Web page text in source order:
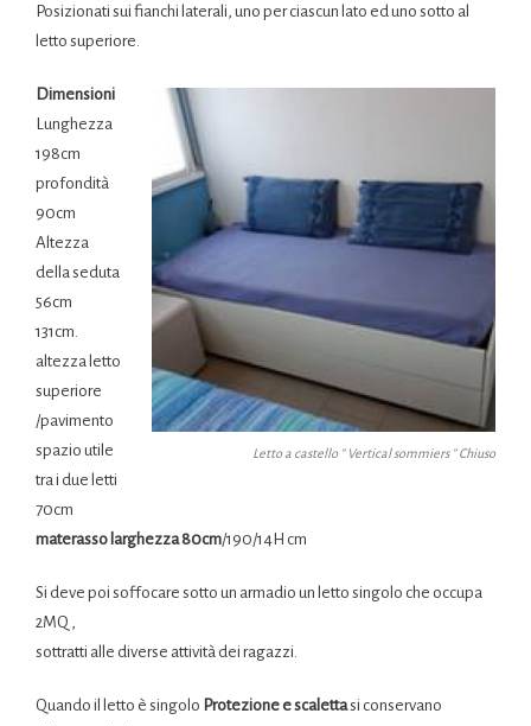
Posizionati sui fianchi laterali, uno per ciascun lato ed uno sotto al
letto superiore.
Letto a castello ” Vertical sommiers ” Chiuso
Dimensioni
Lunghezza
198cm
profondità
90cm
Altezza
della seduta
56cm
131cm.
altezza letto
superiore
/pavimento
spazio utile
tra i due letti
70cm
materasso larghezza 80cm/190/14H cm
Si deve poi soffocare sotto un armadio un letto singolo che occupa
2MQ ,
sottratti alle diverse attività dei ragazzi.
Quando il letto è singolo Protezione e scalettasi conservano